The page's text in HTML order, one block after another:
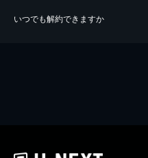
いつでも解約できますか